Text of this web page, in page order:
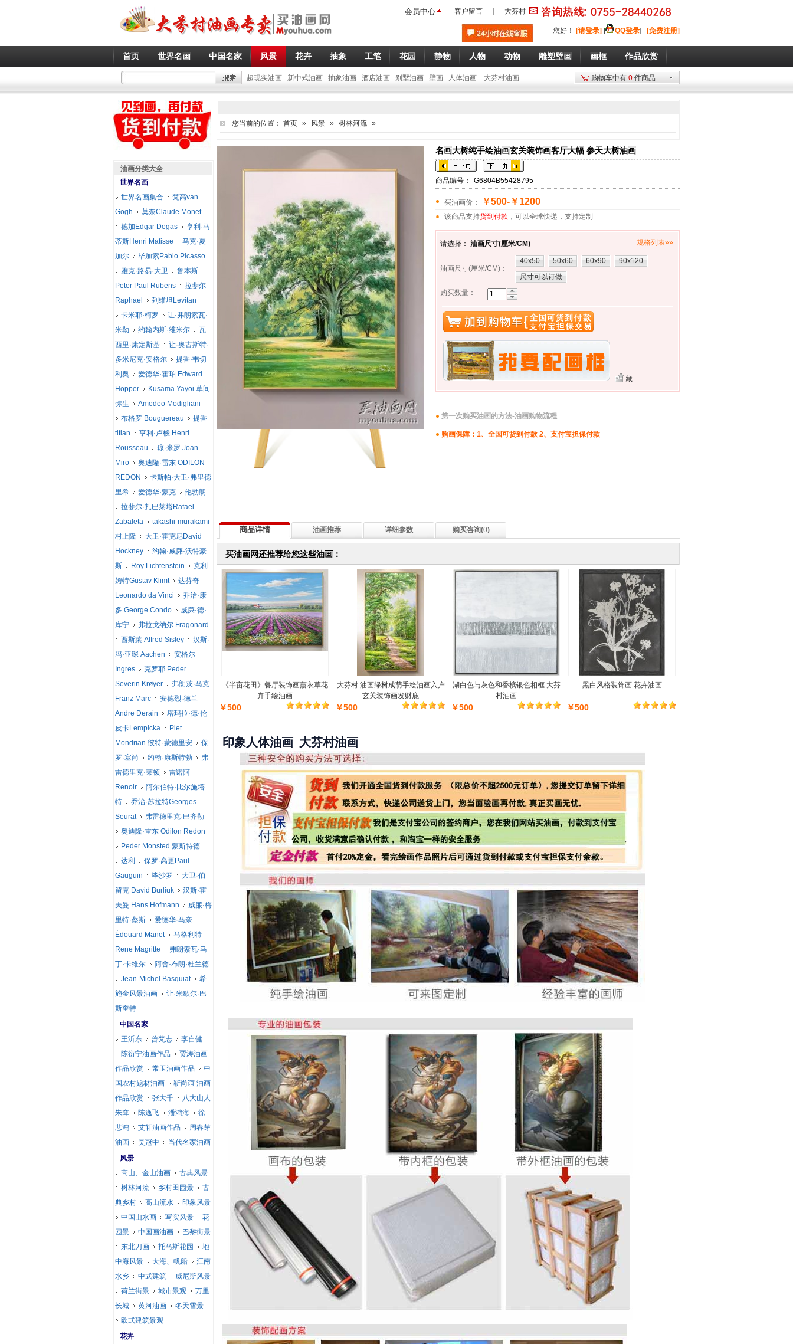
会员中心 客户留言 大芬村
您好 ！ [请登录] [ QQ登录] [免费注册]
首页 世界名画 中国名家 风景 花卉 抽象 工笔 花园 静物 人物 动物 雕塑壁画 画框 作品欣赏
超现实油画 新中式油画 抽象油画 酒店油画 别墅油画 壁画 人体油画 大芬村油画 购物车中有 0 件商品
您当前的位置： 首页 » 风景 » 树林河流 »
名画大树纯手绘油画玄关装饰画客厅大幅 参天大树油画
商品编号： G6804B55428795
买油画价： ￥500-￥1200
该商品支持货到付款 ，可以全球快递，支持定制
请选择： 油画尺寸(厘米/CM) 规格列表»»
油画尺寸(厘米/CM) ：
40x50 50x60 60x90
90x120
尺寸可以订做
购买数量：
藏
第一次购买油画的方法-油画购物流程
购画保障：1、全国可货到付款 2、支付宝担保付款
商品详情 油画推荐 详细参数 购买咨询(0)
买油画网还推荐给您这些油画：
《半亩花田》餐厅装饰画薰衣草花
卉手绘油画
￥500
大芬村 油画绿树成荫手绘油画入户
玄关装饰画发财鹿
￥500
湖白色与灰色和香槟银色相框 大芬
村油画
￥500
黑白风格装饰画 花卉油画
￥500
印象人体油画 大芬村油画
油画分类大全
世界名画
世界名画集合
梵高van
Gogh
莫奈Claude Monet
德加Edgar Degas
亨利·马
蒂斯Henri Matisse
马克·夏
加尔
毕加索Pablo Picasso
雅克·路易·大卫
鲁本斯
Peter Paul Rubens
拉斐尔
Raphael
列维坦Levitan
卡米耶·柯罗
让·弗朗索瓦·
米勒
约翰内斯·维米尔
瓦
西里·康定斯基
让·奥古斯特·
多米尼克·安格尔
提香·韦切
利奥
爱德华·霍珀 Edward
Hopper
Kusama Yayoi 草间
弥生
Amedeo Modigliani
布格罗 Bouguereau
提香
titian
亨利·卢梭 Henri
Rousseau
琼·米罗 Joan
Miro
奥迪隆·雷东 ODILON
REDON
卡斯帕·大卫·弗里德
里希
爱德华·蒙克
伦勃朗
拉斐尔·扎巴莱塔Rafael
Zabaleta
takashi-murakami
村上隆
大卫·霍克尼David
Hockney
约翰·威廉·沃特豪
斯
Roy Lichtenstein
克利
姆特Gustav Klimt
达芬奇
Leonardo da Vinci
乔治·康
多 George Condo
威廉·德·
库宁
弗拉戈纳尔 Fragonard
西斯莱 Alfred Sisley
汉斯·
冯·亚琛 Aachen
安格尔
Ingres
克罗耶 Peder
Severin Krøyer
弗朗茨·马克
Franz Marc
安德烈·德兰
Andre Derain
塔玛拉·德·伦
皮卡Lempicka
Piet
Mondrian 彼特·蒙德里安
保
罗·塞尚
约翰·康斯特勃
弗
雷德里克·莱顿
雷诺阿
Renoir
阿尔伯特·比尔施塔
特
乔治·苏拉特Georges
Seurat
弗雷德里克·巴齐勒
奥迪隆·雷东 Odilon Redon
Peder Monsted 蒙斯特德
达利
保罗·高更Paul
Gauguin
毕沙罗
大卫·伯
留克 David Burliuk
汉斯·霍
夫曼 Hans Hofmann
威廉·梅
里特·蔡斯
爱德华·马奈
Édouard Manet
马格利特
Rene Magritte
弗朗索瓦·马
丁·卡维尔
阿舍·布朗·杜兰德
Jean-Michel Basquiat
希
施金风景油画
让·米歇尔·巴
斯奎特
中国名家
王沂东
曾梵志
李自健
陈衍宁油画作品
贾涛油画
作品欣赏
常玉油画作品
中
国农村题材油画
靳尚谊 油画
作品欣赏
张大千
八大山人
朱耷
陈逸飞 潘鸿海
徐
悲鸿
艾轩油画作品
周春芽
油画
吴冠中
当代名家油画
风景
高山、金山油画
古典风景
树林河流
乡村田园景
古
典乡村
高山流水
印象风景
中国山水画
写实风景
花
园景
中国画油画
巴黎街景
东北刀画
托马斯花园
地
中海风景
大海、帆船
江南
水乡
中式建筑
威尼斯风景
荷兰街景
城市景观
万里
长城
黄河油画
冬天雪景
欧式建筑景观
花卉